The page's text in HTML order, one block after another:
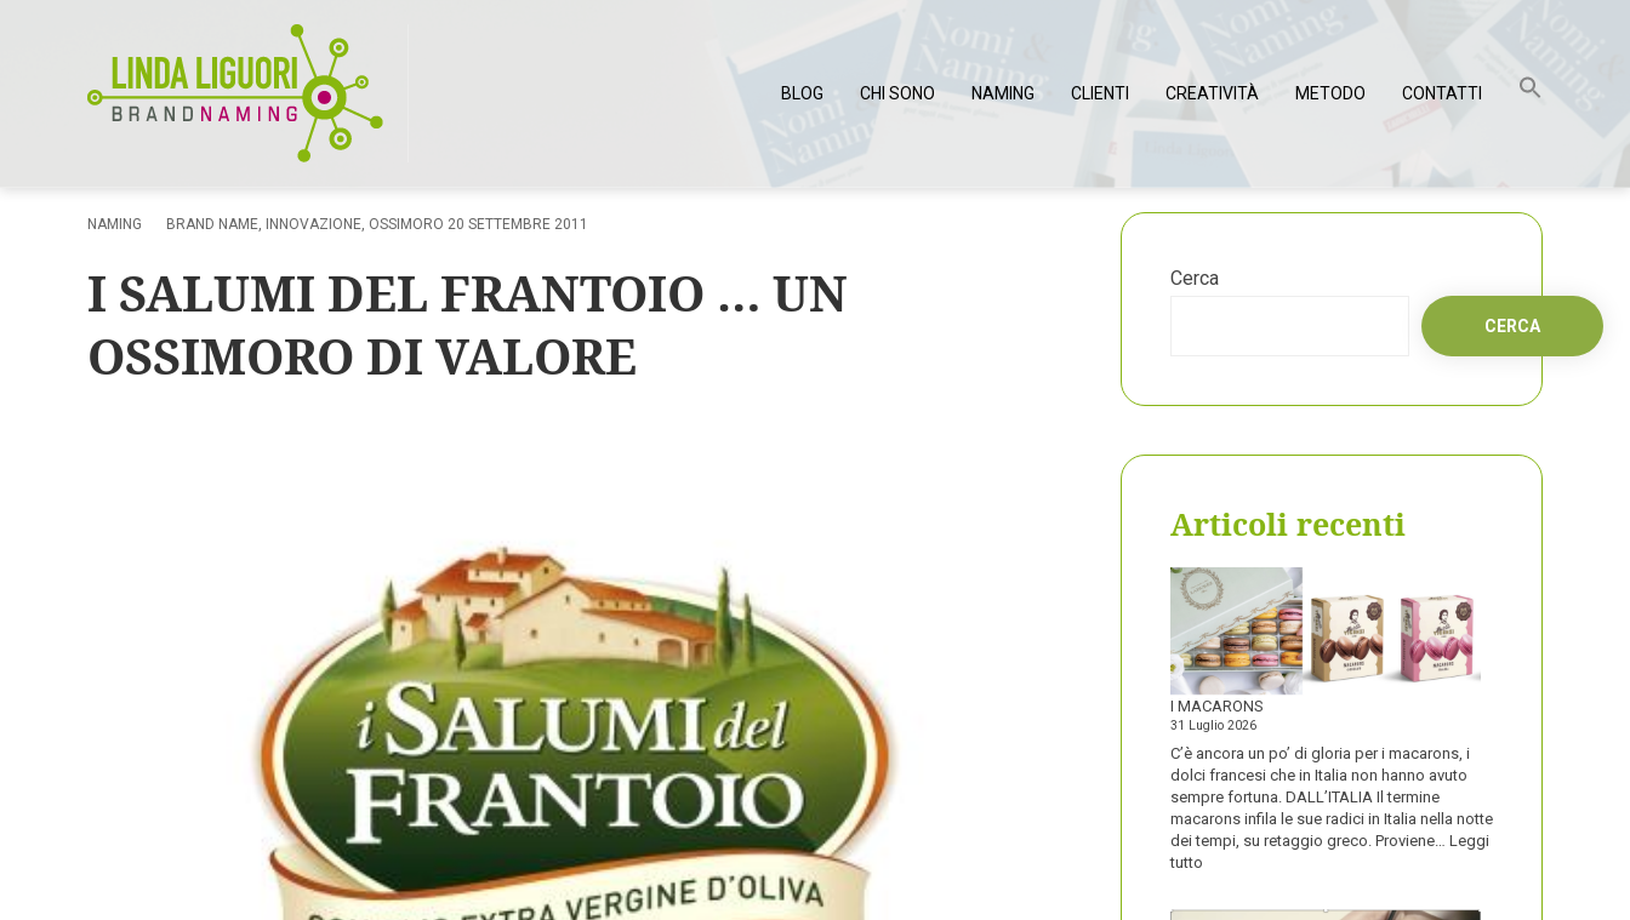
BLOG CHI SONO NAMING CLIENTI CREATIVITÀ METODO CONTATTI
NAMING BRAND NAME, INNOVAZIONE, OSSIMORO 20 SETTEMBRE 2011
I SALUMI DEL FRANTOIO … UN
OSSIMORO DI VALORE
Cerca
CERCA
Articoli recenti
I MACARONS
31 Luglio 2026
C’è ancora un po’ di gloria per i macarons, i
dolci francesi che in Italia non hanno avuto
sempre fortuna. DALL’ITALIA Il termine
macarons infila le sue radici in Italia nella notte
dei tempi, su retaggio greco. Proviene… Leggi
tutto